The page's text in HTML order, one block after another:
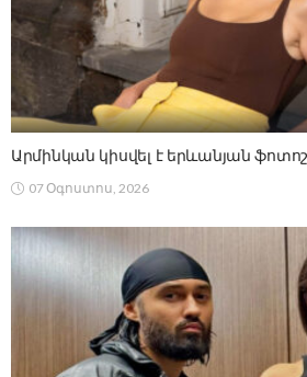
Արմինկան կիսվել է երևանյան
07 Օգոստոս, 2026